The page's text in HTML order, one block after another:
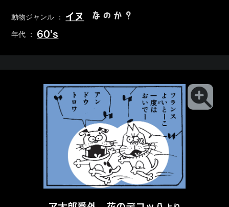
動物ジャンル ： イヌ なのか？
年代 ： 60’s